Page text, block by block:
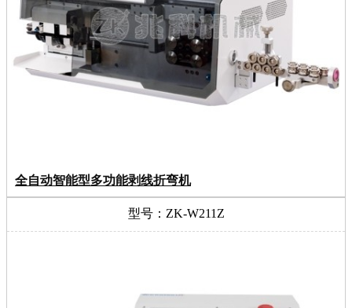
全自动智能型多功能剥线折弯机
型号：ZK-W211Z